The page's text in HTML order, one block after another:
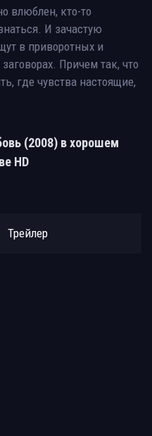
влюблен, кто-то
И зачастую
в приворотных и
Причем так, что
где чувства настоящие,
(2008) в хорошем
HD
Трейлер